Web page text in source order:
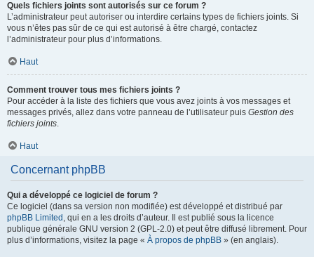
Quels fichiers joints sont autorisés sur ce forum ?
L’administrateur peut autoriser ou interdire certains types de fichiers joints. Si
vous n’êtes pas sûr de ce qui est autorisé à être chargé, contactez
l’administrateur pour plus d’informations.
Haut
Comment trouver tous mes fichiers joints ?
Pour accéder à la liste des fichiers que vous avez joints à vos messages et
messages privés, allez dans votre panneau de l’utilisateur puis Gestion des
fichiers joints.
Haut
Concernant phpBB
Qui a développé ce logiciel de forum ?
Ce logiciel (dans sa version non modifiée) est développé et distribué par
phpBB Limited , qui en a les droits d’auteur. Il est publié sous la licence
publique générale GNU version 2 (GPL-2.0) et peut être diffusé librement. Pour
plus d’informations, visitez la page « À propos de phpBB » (en anglais).